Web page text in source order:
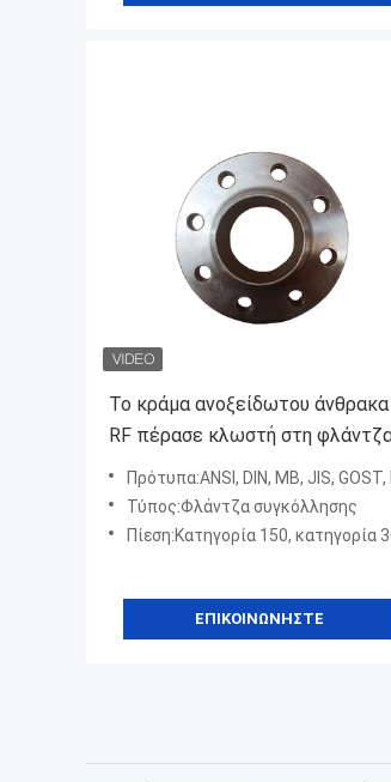
Το κράμα ανοξείδωτου άνθρακα
RF πέρασε κλωστή στη
ASTM A694 F60 σωλήνων
συγκόλλησης
Πρότυπα:ANSI, DIN, ΜΒ, JIS, GOST,
Τύπος:Φλάντζα συγκόλλησης
Πίεση:Κατηγορία 150, κατηγορία 300, κατηγορία 600,
ΕΠΙΚΟΙΝΩΝΉΣΤΕ